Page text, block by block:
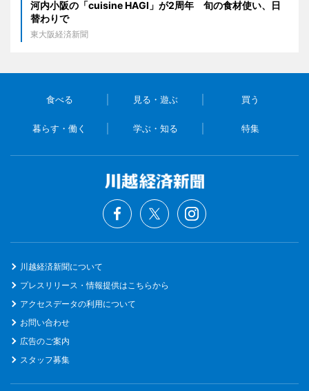
河内小阪の「cuisine HAGI」が2周年 旬の食材使い、日
替わりで
東大阪経済新聞
食べる 見る・遊ぶ 買う
暮らす・働く 学ぶ・知る 特集
川越経済新聞について
プレスリリース・情報提供はこちらから
アクセスデータの利用について
お問い合わせ
広告のご案内
スタッフ募集